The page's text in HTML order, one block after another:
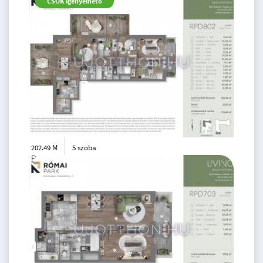
202.49 M
Ft
104 m2
5 szoba